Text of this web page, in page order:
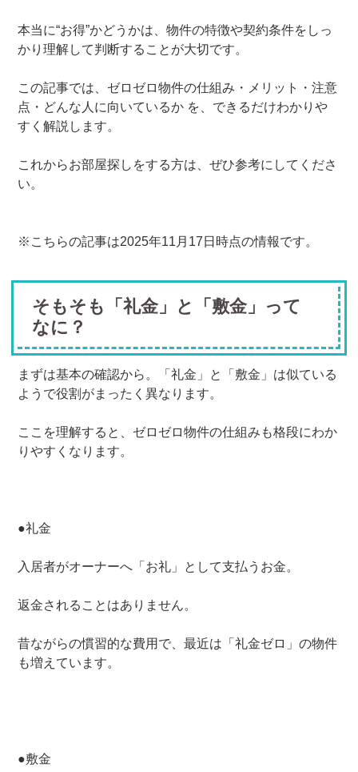
本当に“お得”かどうかは、物件の特徴や契約条件をしっ
かり理解して判断することが大切です。
この記事では、ゼロゼロ物件の仕組み・メリット・注意
点・どんな人に向いているか を、できるだけわかりや
すく解説します。
これからお部屋探しをする方は、ぜひ参考にしてくださ
い。
※こちらの記事は2025年11月17日時点の情報です。
そもそも「礼金」と「敷金」って
なに？
まずは基本の確認から。「礼金」と「敷金」は似ている
ようで役割がまったく異なります。
ここを理解すると、ゼロゼロ物件の仕組みも格段にわか
りやすくなります。
●礼金
入居者がオーナーへ「お礼」として支払うお金。
返金されることはありません。
昔ながらの慣習的な費用で、最近は「礼金ゼロ」の物件
も増えています。
●敷金